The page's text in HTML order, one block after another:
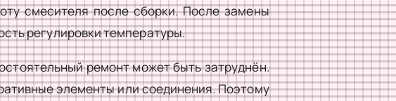
смесителя после сборки. После замены
регулировки температуры.
ремонт может быть затруднён.
элементы или соединения. Поэтому